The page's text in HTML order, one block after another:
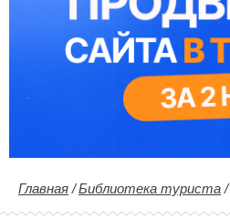
Главная /Библиотека туриста /